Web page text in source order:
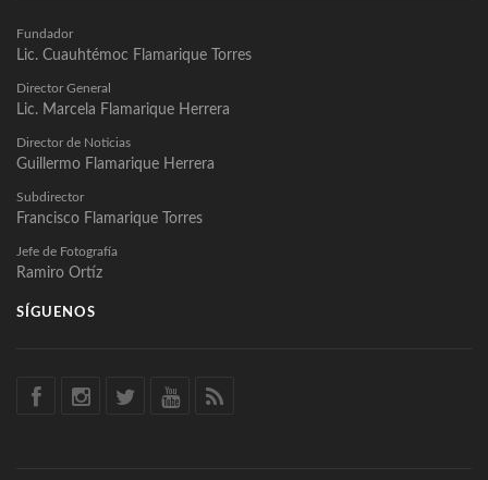
Fundador
Lic. Cuauhtémoc Flamarique Torres
Director General
Lic. Marcela Flamarique Herrera
Director de Noticias
Guillermo Flamarique Herrera
Subdirector
Francisco Flamarique Torres
Jefe de Fotografía
Ramiro Ortíz
SÍGUENOS